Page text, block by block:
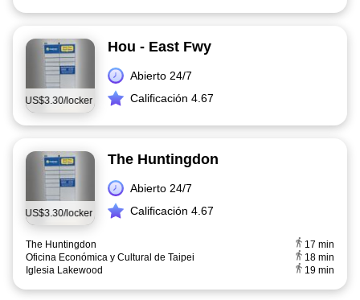
US$3.30/locker
Hou - East Fwy
Abierto 24/7
Calificación 4.67
US$3.30/locker
The Huntingdon
Abierto 24/7
Calificación 4.67
The Huntingdon
17 min
Oficina Económica y Cultural de Taipei
18 min
Iglesia Lakewood
19 min